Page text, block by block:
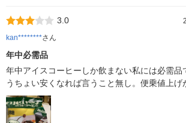
3.0
kan********さん
年中必需品
年中アイスコーヒーしか飲まない私には必需品
うちょい安くなれば言うこと無し。便乗値上げ